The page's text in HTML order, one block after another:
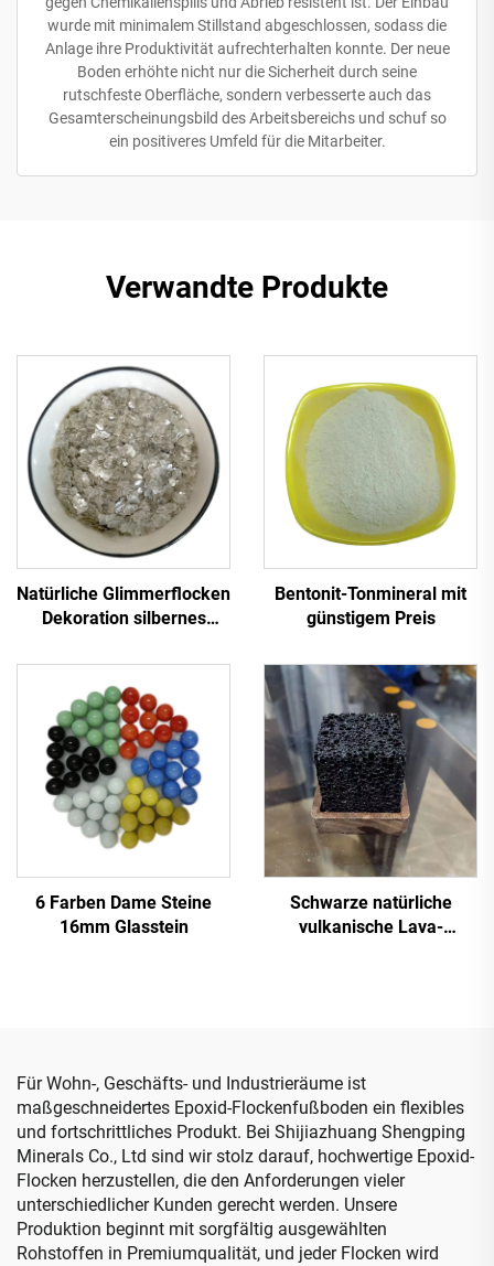
wurde mit minimalem Stillstand abgeschlossen, sodass die
Anlage ihre Produktivität aufrechterhalten konnte. Der neue
Boden erhöhte nicht nur die Sicherheit durch seine
rutschfeste Oberfläche, sondern verbesserte auch das
Gesamterscheinungsbild des Arbeitsbereichs und schuf so
ein positiveres Umfeld für die Mitarbeiter.
Verwandte Produkte
Natürliche Glimmerflocken
Dekoration silbernes
Glimmerflocken zum
Verzieren von
Bodenfliesen
Beschichtungen
Epoxidharzboden
Bentonit-Tonmineral mit
günstigem Preis
6 Farben Dame Steine
16mm Glasstein
Schwarze natürliche
vulkanische Lava-
Für Wohn-, Geschäfts- und Industrieräume ist
maßgeschneidertes Epoxid-Flockenfußboden ein flexibles
und fortschrittliches Produkt. Bei Shijiazhuang Shengping
Minerals Co., Ltd sind wir stolz darauf, hochwertige Epoxid-
Flocken herzustellen, die den Anforderungen vieler
unterschiedlicher Kunden gerecht werden. Unsere
Produktion beginnt mit sorgfältig ausgewählten
Rohstoffen in Premiumqualität, und jeder Flocken wird